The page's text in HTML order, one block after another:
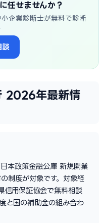
任せませんか？
企業診断士が無料で診断
談
2026年最新情
本政策金融公庫 新規開業
制度が対象です。対象経
用保証協会で無料相談
と国の補助金の組み合わ